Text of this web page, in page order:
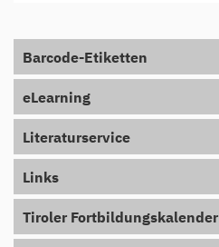
Barcode-Etiketten
eLearning
Literaturservice
Links
Tiroler Fortbildungskalender